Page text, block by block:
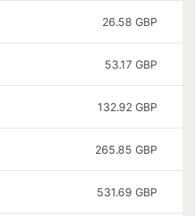
26.58 GBP
53.17 GBP
132.92 GBP
265.85 GBP
531.69 GBP